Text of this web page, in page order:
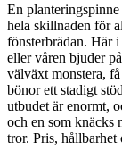
En
hela skillnaden för
fönsterbrädan. Här
eller våren bjuder
välväxt monstera,
bönor ett stadigt
utbudet är enormt,
och en som knäcks
tror. Pris, hållbarhet